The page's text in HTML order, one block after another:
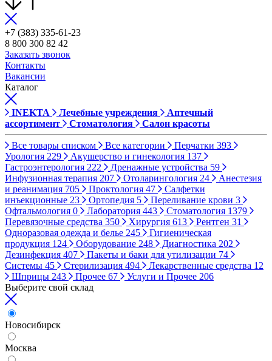
+7 (383) 335-61-23
8 800 300 82 42
Заказать звонок
Контакты
Вакансии
Каталог
INEKTA Лечебные учреждения
Аптечный
ассортимент
Стоматология Салон красоты
Все товары списком Все категории Перчатки 393
Урология 229 Акушерство и гинекология 137
Гастроэнтерология 222 Дренажные устройства 59
Инфузионная терапия 207 Отоларингология 24
Анестезия
и реанимация 705 Проктология 47
Салфетки
инъекционные 23 Ортопедия 5 Переливание крови 3
Офтальмология 0 Лаборатория 443 Стоматология 1379
Перевязочные средства 350 Хирургия 613 Рентген 31
Одноразовая одежда и белье 245
Гигиеническая
продукция 124 Оборудование 248 Диагностика 202
Дезинфекция 407 Пакеты и баки для утилизации 74
Системы 45 Стерилизация 494 Лекарственные средства 12
Шприцы 243 Прочее 67 Услуги и Прочее 206
Выберите свой склад
Новосибирск
Москва